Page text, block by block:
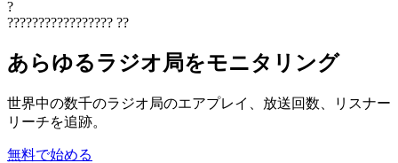
?
????????????????? ??
あらゆるラジオ局をモニタリング
世界中の数千のラジオ局のエアプレイ、放送回数、リスナー
リーチを追跡。
無料で始める